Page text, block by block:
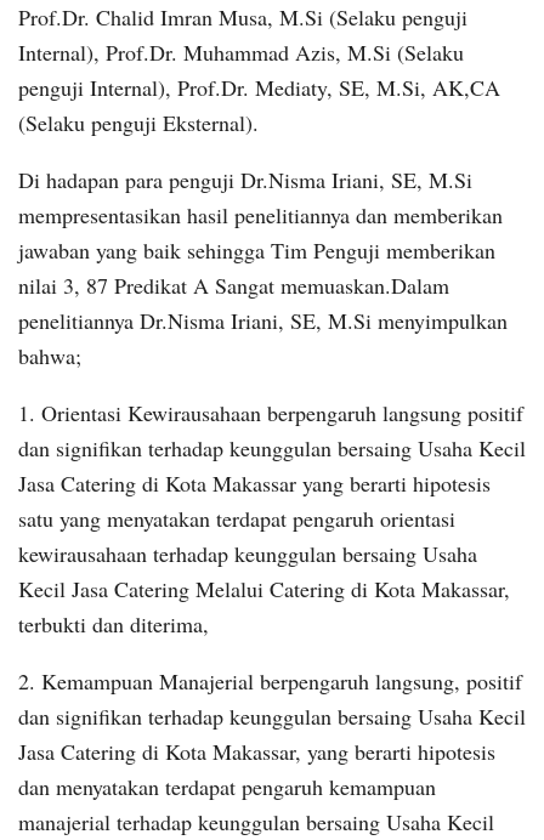
Prof.Dr. Chalid Imran Musa, M.Si (Selaku penguji
Internal), Prof.Dr. Muhammad Azis, M.Si (Selaku
penguji Internal), Prof.Dr. Mediaty, SE, M.Si, AK,CA
(Selaku penguji Eksternal).
Di hadapan para penguji Dr.Nisma Iriani, SE, M.Si
mempresentasikan hasil penelitiannya dan memberikan
jawaban yang baik sehingga Tim Penguji memberikan
nilai 3, 87 Predikat A Sangat memuaskan.Dalam
penelitiannya Dr.Nisma Iriani, SE, M.Si menyimpulkan
bahwa;
1. Orientasi Kewirausahaan berpengaruh langsung positif
dan signifikan terhadap keunggulan bersaing Usaha Kecil
Jasa Catering di Kota Makassar yang berarti hipotesis
satu yang menyatakan terdapat pengaruh orientasi
kewirausahaan terhadap keunggulan bersaing Usaha
Kecil Jasa Catering Melalui Catering di Kota Makassar,
terbukti dan diterima,
2. Kemampuan Manajerial berpengaruh langsung, positif
dan signifikan terhadap keunggulan bersaing Usaha Kecil
Jasa Catering di Kota Makassar, yang berarti hipotesis
dan menyatakan terdapat pengaruh kemampuan
manajerial terhadap keunggulan bersaing Usaha Kecil